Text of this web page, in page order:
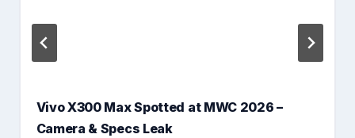
Vivo X300 Max Spotted at MWC 2026 –
Camera & Specs Leak